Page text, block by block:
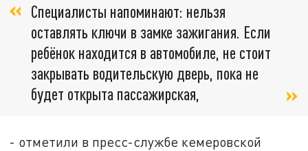
Специалисты напоминают: нельзя
оставлять ключи в замке зажигания. Если
ребёнок находится в автомобиле, не стоит
закрывать водительскую дверь, пока не
будет открыта пассажирская,
- отметили в пресс-службе кемеровской